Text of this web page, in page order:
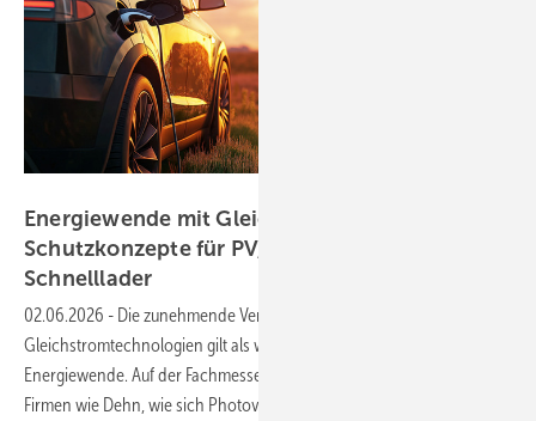
Energiewende mit Gleichstrom: neue
Schutzkonzepte für PV, Speicher und
Schnelllader
02.06.2026 - Die zunehmende Verbreitung von
Gleichstromtechnologien gilt als wichtiger Baustein der
Energiewende. Auf der Fachmesse The smarter E Europe 2026 zeigen
Firmen wie Dehn, wie sich Photovoltaik, Batteriespeicher und